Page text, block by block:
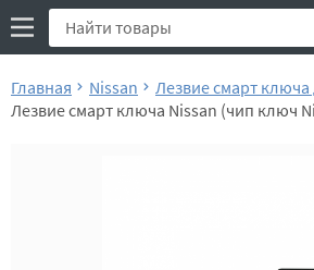
Главная Nissan
Лезвие смарт ключа
Лезвие смарт ключа Nissan (чип ключ